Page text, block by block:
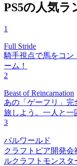
PS5の人気ラ
1
Full Stride
騎手視点で馬をコン
ーム！
2
Beast of Reincarnation
あの「ゲーフリ」
旅しよう。一人と一
3
パルワールド
クラフトピア開発
ルクラフトモンスタ